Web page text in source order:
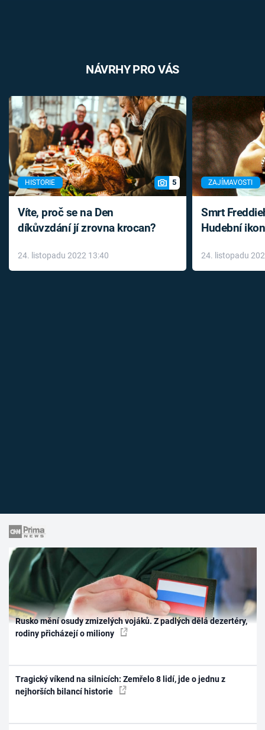
NÁVRHY PRO VÁS
HISTORIE 5
Víte, proč se na Den
díkůvzdání jí zrovna krocan?
24. listopadu 2022 13:40
ZAJÍMAVOSTI
Smrt
Hudební
léky
24. listopadu
Rusko mění osudy zmizelých vojáků. Z padlých dělá dezertéry,
rodiny přicházejí o miliony
Tragický víkend na silnicích: Zemřelo 8 lidí, jde o jednu z
nejhorších bilancí historie